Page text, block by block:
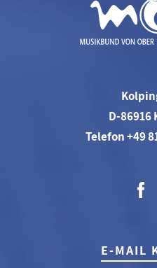
D-86916
Telefon +49
E-MAIL